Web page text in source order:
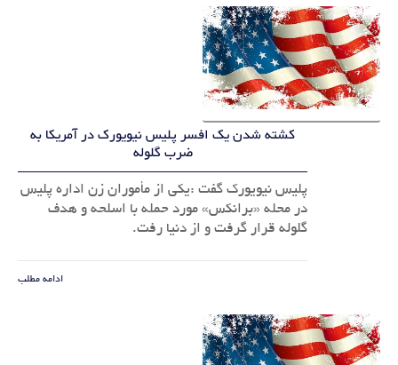
کشته شدن یک افسر پلیس نیویورک در آمریکا به
ضرب گلوله
پلیس نیویورک گفت :یکی از مأموران زن اداره پلیس
در محله «برانکس» مورد حمله با اسلحه و هدف
گلوله قرار گرفت و از دنیا رفت.
ادامه مطلب